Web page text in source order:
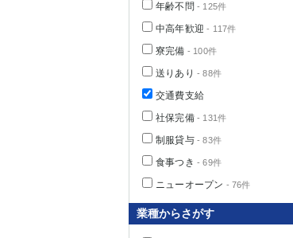
年齢不問 - 125件
中高年歓迎 - 117件
寮完備 - 100件
送りあり - 88件
交通費支給
社保完備- 131件
制服貸与- 83件
食事つき - 69件
ニューオープン - 76件
業種からさがす